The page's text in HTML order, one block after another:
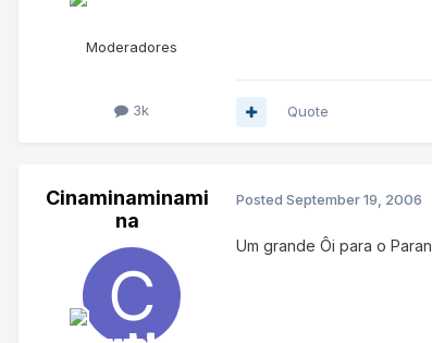
Moderadores
3k Quote
Cinaminaminami
na
Posted September 19, 2006
Um grande Ôi para o